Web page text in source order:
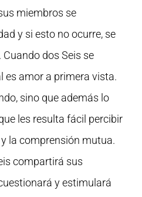
miembros se
y si esto no ocurre, se
dos Seis se
es amor a primera vista.
sino que además lo
les resulta fácil percibir
la comprensión mutua.
compartirá sus
y estimulará